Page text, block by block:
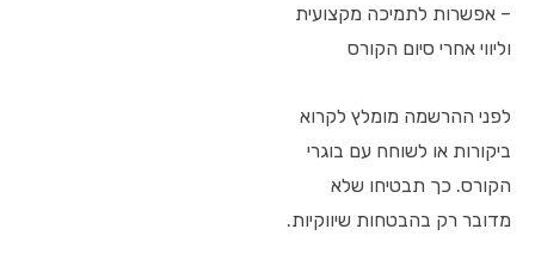
– אפשרות לתמיכה מקצועית
וליווי אחרי סיום הקורס
לפני ההרשמה מומלץ לקרוא
ביקורות או לשוחח עם בוגרי
הקורס. כך תבטיחו שלא
מדובר רק בהבטחות שיווקיות.